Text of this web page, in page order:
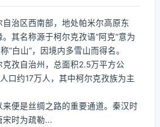
治区西南部，地处帕米尔高原东
其名称源于柯尔克孜语“阿克”意为
“白山”，因境内多雪山而得名。
孜自治州，总面积2.5万平方公
口约17万人，其中柯尔克孜族为主
便是丝绸之路的重要通道。秦汉时
宋时为疏勒...